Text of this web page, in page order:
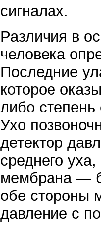
сигналах.
Различия в
человека
Последние
которое
либо
Ухо
детектор
среднего
мембрана —
обе стороны
давление с